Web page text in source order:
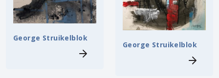
George Struikelblok
George Struikelblok